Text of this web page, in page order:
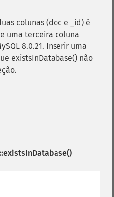
colunas (doc e _id) é
uma terceira coluna
8.0.21. Inserir uma
existsInDatabase() não